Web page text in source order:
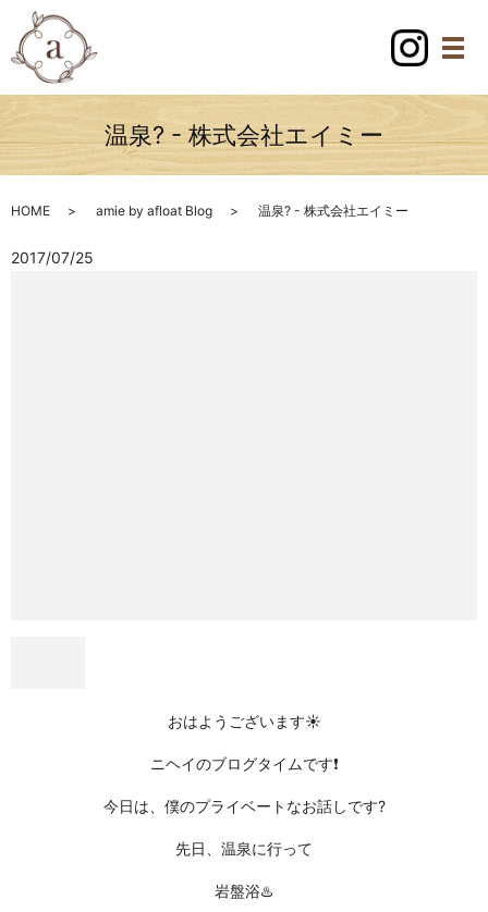
温泉? - 株式会社エイミー
HOME amie by afloat Blog 温泉? - 株式会社エイミー
2017/07/25
おはようございます☀
ニヘイのブログタイムです❗️
今日は、僕のプライベートなお話しです?
先日、温泉に行って
岩盤浴♨️